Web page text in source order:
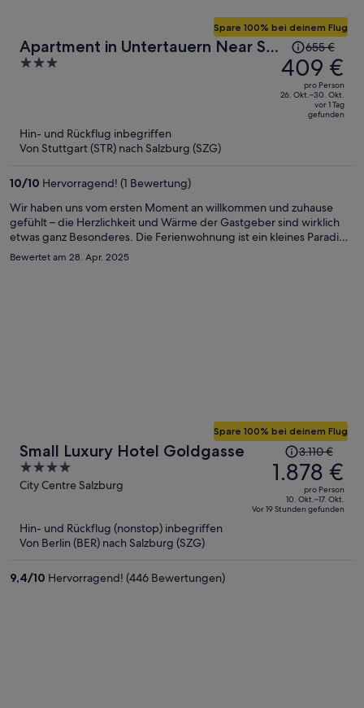
Apartment in Untertauern Near Ski
Slopes
3
Spare 100% bei deinem Flug
Der
Preis
betrug
655 €,
655 €
409 €
pro Person
26. Okt.–30. Okt.
vor 1 Tag
gefunden
Hin- und Rückflug inbegriffen
Von Stuttgart (STR) nach Salzburg (SZG)
10/10 Hervorragend! (1 Bewertung)
Wir haben uns vom ersten Moment an willkommen und zuhause
gefühlt – die Herzlichkeit und Wärme der Gastgeber sind wirklich
etwas ganz Besonderes. Die Ferienwohnung ist ein kleines Paradies:
liebevoll eingerichtet, blitzsauber und mit allem ausgestattet, was
man sich nur wünschen kann. Ich kann diese Unterkunft
Bewertet am 28. Apr. 2025
Small Luxury Hotel Goldgasse
4
out
City Centre Salzburg
Spare 100% bei deinem Flug
Der
Preis
betrug
3.110 €,
jetzt
3.110 €
1.878 €
pro Person
10. Okt.–17. Okt.
Vor 19 Stunden gefunden
Hin- und Rückflug (nonstop) inbegriffen
Von Berlin (BER) nach Salzburg (SZG)
9,4/10 Hervorragend! (446 Bewertungen)